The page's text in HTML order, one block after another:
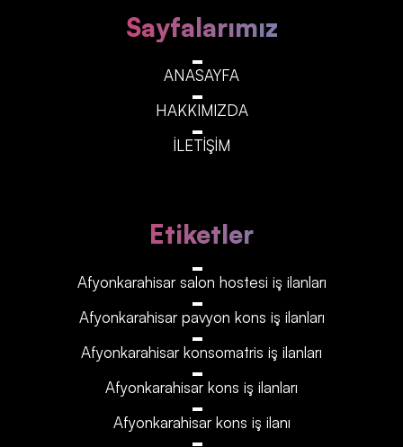
Sayfalarımız
ANASAYFA
HAKKIMIZDA
İLETİŞİM
Etiketler
Afyonkarahisar‎‎‎‎ salon hostesi iş ilanları
Afyonkarahisar‎‎‎‎ pavyon kons iş ilanları
Afyonkarahisar‎‎‎‎ konsomatris iş ilanları
Afyonkarahisar‎‎‎‎ kons iş ilanları
Afyonkarahisar‎‎‎‎ kons iş ilanı